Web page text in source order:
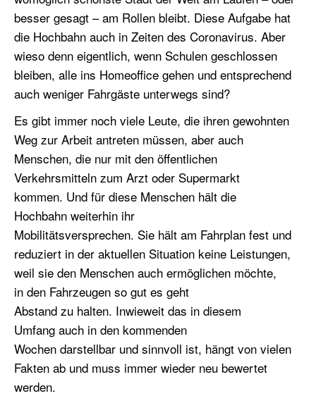
besser gesagt – am Rollen bleibt. Diese Aufgabe hat
die Hochbahn auch in Zeiten des Coronavirus. Aber
wieso denn eigentlich, wenn Schulen geschlossen
bleiben, alle ins Homeoffice gehen und entsprechend
auch weniger Fahrgäste unterwegs sind?
Es gibt immer noch viele Leute, die ihren gewohnten
Weg zur Arbeit antreten müssen, aber auch
Menschen, die nur mit den öffentlichen
Verkehrsmitteln zum Arzt oder Supermarkt
kommen. Und für diese Menschen hält die
Hochbahn weiterhin ihr
Mobilitätsversprechen. Sie hält am Fahrplan fest und
reduziert in der aktuellen Situation keine Leistungen,
weil sie den Menschen auch ermöglichen möchte,
in den Fahrzeugen so gut es geht
Abstand zu halten. Inwieweit das in diesem
Umfang auch in den kommenden
Wochen darstellbar und sinnvoll ist, hängt von vielen
Fakten ab und muss immer wieder neu bewertet
werden.